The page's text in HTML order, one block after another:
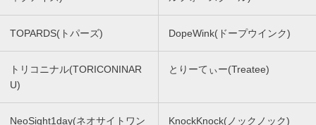
TOPARDS(トパーズ) DopeWink(ドープウインク)
トリコニナル(TORICONINAR
U)
とりーてぃー(Treatee)
NeoSight1day(ネオサイトワン
KnockKnock(ノックノック)